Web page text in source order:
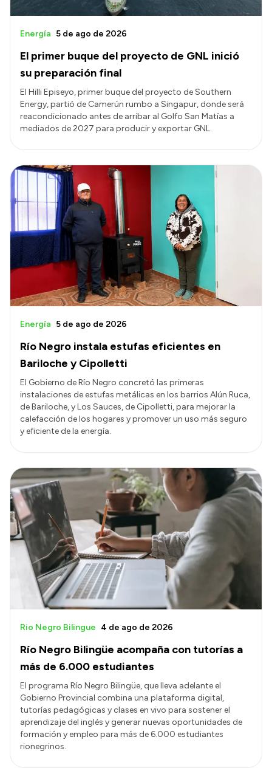
Compras y licitaciones
Consulta de expedientes
Consulta de pago a proveedores
Convocatorias
Intranet
Login
El primer buque del proyecto de GNL inició
su preparación final
Energía 5 de ago de 2026
El Hilli Episeyo, primer buque del proyecto de Southern
Energy, partió de Camerún rumbo a Singapur, donde será
reacondicionado antes de arribar al Golfo San Matías a
mediados de 2027 para producir y exportar GNL.
Río Negro instala estufas eficientes en
Bariloche y Cipolletti
Energía 5 de ago de 2026
El Gobierno de Río Negro concretó las primeras
instalaciones de estufas metálicas en los barrios Alún Ruca,
de Bariloche, y Los Sauces, de Cipolletti, para mejorar la
calefacción de los hogares y promover un uso más seguro
y eficiente de la energía.
Río Negro Bilingüe acompaña con tutorías a
más de 6.000 estudiantes
Rio Negro Bilingue 4 de ago de 2026
El programa Río Negro Bilingüe, que lleva adelante el
Gobierno Provincial combina una plataforma digital,
tutorías pedagógicas y clases en vivo para sostener el
aprendizaje del inglés y generar nuevas oportunidades de
formación y empleo para más de 6.000 estudiantes
rionegrinos.